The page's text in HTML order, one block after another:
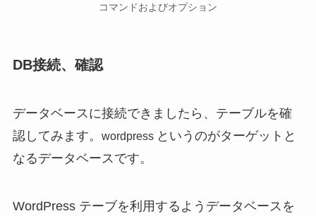
コマンドおよびオプション
DB接続、確認
データベースに接続できましたら、テーブルを確
認してみます。 wordpress というのがターゲットと
なるデータベースです。
WordPress テーブを利用するようデータベースを